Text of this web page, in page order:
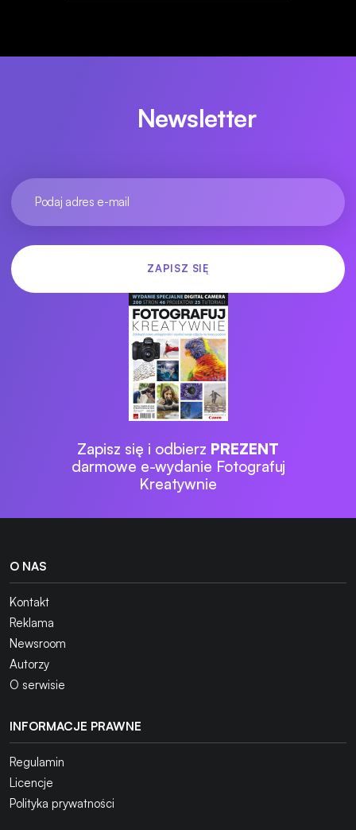
Newsletter
Zapisz się i odbierz PREZENT
darmowe e-wydanie Fotografuj
Kreatywnie
O NAS
Kontakt
Reklama
Newsroom
Autorzy
O serwisie
INFORMACJE PRAWNE
Regulamin
Licencje
Polityka prywatności